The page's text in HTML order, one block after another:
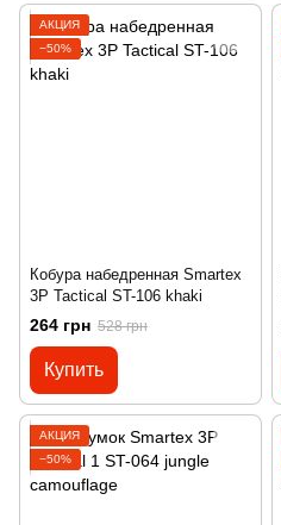
АКЦИЯ
−50%
Кобура набедренная Smartex
3P Tactical ST-106 khaki
264 грн 528 грн
Купить
АКЦИЯ
−50%